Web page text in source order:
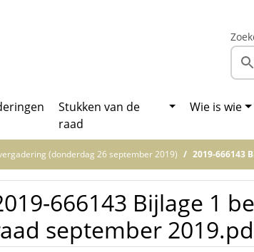
Stukken van de
raad
Wie is wie
(donderdag 26 september 2019) 2019-666143
666143 Bijlage 1
september